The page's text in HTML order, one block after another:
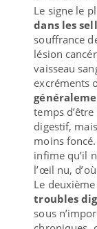
Le signe le
dans les
souffrance
lésion
vaisseau
excréments
temps
digestif,
moins
infime qu’il
l’œil nu,
Le
troubles
sous